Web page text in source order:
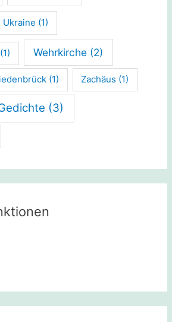
Ukraine (1)
(1) Wehrkirche (2)
(1) Zachäus (1)
(3)